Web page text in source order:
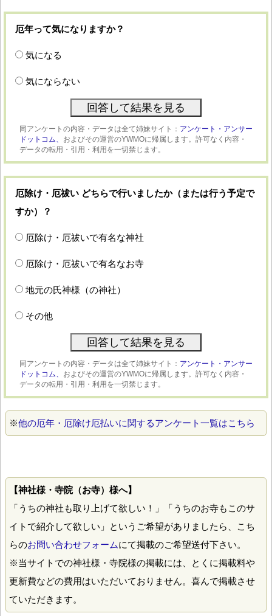
厄年って気になりますか？
気になる
気にならない
同アンケートの内容・データは全て姉妹サイト： アンケート・アンサー
ドットコム、 およびその運営のYWMOに帰属します。許可なく内容・
データの転用・引用・利用を一切禁じます。
厄除け・厄祓い どちらで行いましたか（または行う予定で
すか）？
厄除け・厄祓いで有名な神社
厄除け・厄祓いで有名なお寺
地元の氏神様（の神社）
その他
同アンケートの内容・データは全て姉妹サイト： アンケート・アンサー
ドットコム、 およびその運営のYWMOに帰属します。許可なく内容・
データの転用・引用・利用を一切禁じます。
※他の厄年・厄除け厄払いに関するアンケート一覧はこちら
【神社様・寺院（お寺）様へ】
「うちの神社も取り上げて欲しい！」「うちのお寺もこのサ
イトで紹介して欲しい」というご希望がありましたら、こち
らのお問い合わせフォームにて掲載のご希望送付下さい。
※当サイトでの神社様・寺院様の掲載には、とくに掲載料や
更新費などの費用はいただいておりません。喜んで掲載させ
ていただきます。